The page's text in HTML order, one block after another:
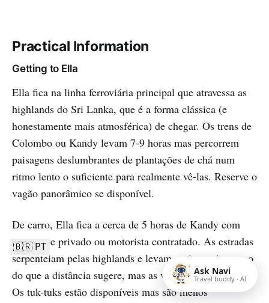
Practical Information
Getting to Ella
Ella fica na linha ferroviária principal que atravessa as
highlands do Sri Lanka, que é a forma clássica (e
honestamente mais atmosférica) de chegar. Os trens de
Colombo ou Kandy levam 7-9 horas mas percorrem
paisagens deslumbrantes de plantações de chá num
ritmo lento o suficiente para realmente vê-las. Reserve o
vagão panorâmico se disponível.
De carro, Ella fica a cerca de 5 horas de Kandy com
transporte privado ou motorista contratado. As estradas
serpenteiam pelas highlands e levam muito mais tempo
do que a distância sugere, mas as vistas são constantes.
Os tuk-tuks estão disponíveis mas são menos
Ask Navi
Travel buddy · AI
🇧🇷 PT